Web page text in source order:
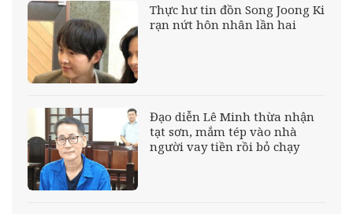
Thực hư tin đồn Song Joong Ki
rạn nứt hôn nhân lần hai
Đạo diễn Lê Minh thừa nhận
tạt sơn, mắm tép vào nhà
người vay tiền rồi bỏ chạy